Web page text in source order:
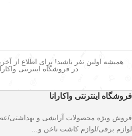
همیشه اولین نفر باشید! برای اطلاع از
در فروشگاه اینترنتی
فروشگاه اینترنتی واکارانا
فروش ویژه محصولات آرایشی و بهداشتی/
لوازم برقی/لوازم کاشت ناخن و…